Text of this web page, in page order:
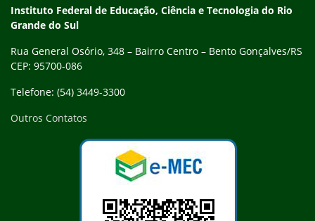
Contato
Instituto Federal de Educação, Ciência e Tecnologia do Rio
Grande do Sul
Rua General Osório, 348 – Bairro Centro – Bento Gonçalves/RS
CEP: 95700-086
Telefone: (54) 3449-3300
Outros Contatos